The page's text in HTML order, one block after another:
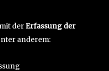
derErfassung der
anderem: